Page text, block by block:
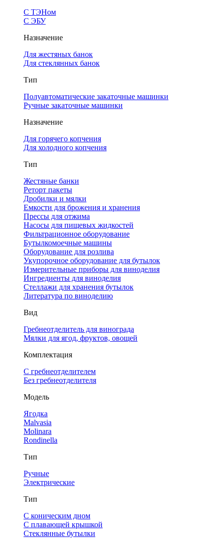
С ТЭНом
С ЭБУ
Назначение
Для жестяных банок
Для стеклянных банок
Тип
Полуавтоматические закаточные машинки
Ручные закаточные машинки
Назначение
Для горячего копчения
Для холодного копчения
Тип
Жестяные банки
Реторт пакеты
Дробилки и мялки
Емкости для брожения и хранения
Прессы для отжима
Насосы для пищевых жидкостей
Фильтрационное оборудование
Бутылкомоечные машины
Оборудование для розлива
Укупорочное оборудование для бутылок
Измерительные приборы для виноделия
Ингредиенты для виноделия
Стеллажи для хранения бутылок
Литература по виноделию
Вид
Гребнеотделитель для винограда
Мялки для ягод, фруктов, овощей
Комплектация
С гребнеотделителем
Без гребнеотделителя
Модель
Ягодка
Malvasia
Molinara
Rondinella
Тип
Ручные
Электрические
Тип
С коническим дном
С плавающей крышкой
Стеклянные бутылки